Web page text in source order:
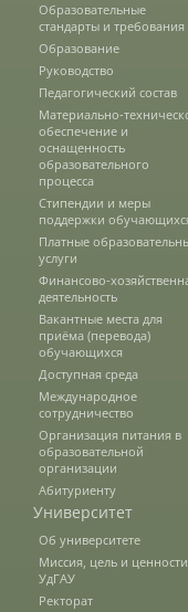
Учебный
Защита
Информация
Учетная
Партнеры
Безопасность
Образовательные
стандарты и требования
Образование
Руководство
Педагогический состав
Материально-
обеспечение и
оснащенность
образовательного
процесса
Стипендии и меры
поддержки
Платные
услуги
Финансово-
деятельность
Вакантные места для
приёма (перевода)
обучающихся
Доступная среда
Международное
сотрудничество
Организация питания в
образовательной
организации
Абитуриенту
Университет
Об университете
Миссия, цель и ценности
УдГАУ
Ректорат